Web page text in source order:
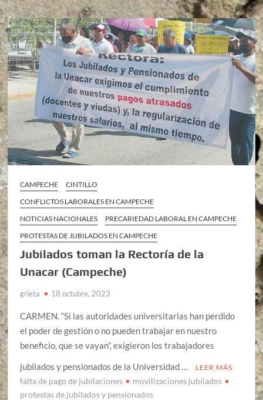
CAMPECHE
CINTILLO
CONFLICTOS LABORALES EN CAMPECHE
NOTICIAS NACIONALES
PRECARIEDAD LABORAL EN CAMPECHE
PROTESTAS DE JUBILADOS EN CAMPECHE
Jubilados toman la Rectoría de la
Unacar (Campeche)
grieta 18 octubre, 2023
CARMEN. “Si las autoridades universitarias han perdido
el poder de gestión o no pueden trabajar en nuestro
beneficio, que se vayan”, exigieron los trabajadores
jubilados y pensionados de la Universidad …
LEER MÁS
falta de pago de jubilaciones
movilizaciones jubilados
protestas de jubilados y pensionados